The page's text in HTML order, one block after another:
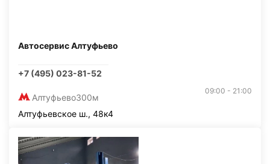
Автосервис Алтуфьево
+7 (495) 023-81-52
Алтуфьево300м
09:00 - 21:00
Алтуфьевское ш., 48к4